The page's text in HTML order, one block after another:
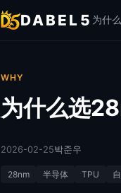
DABEL5 为什
WHY
为什么选
2026-02-25박준우
28nm 半导体 TPU